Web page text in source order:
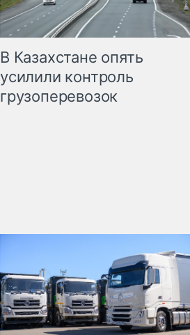
В Казахстане опять
усилили контроль
грузоперевозок